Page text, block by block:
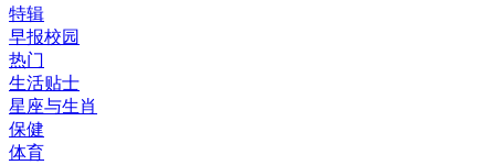
特辑
早报校园
热门
生活贴士
星座与生肖
保健
体育